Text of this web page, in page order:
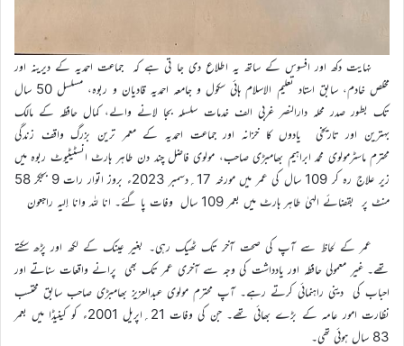
نہایت دکھ اور افسوس کے ساتھ یہ اطلاع دی جا تی ہے کہ جماعت احمدیہ کے دیرینہ اور
مخلص خادم، سابق استاد تعلیم الاسلام ہائی سکول و جامعہ احمدیہ قادیان و ربوہ، مسلسل 50 سال
تک بطور صدر محلہ دارالنصر غربی الف خدمات سلسلہ بجا لانے والے، کمال حافظہ کے مالک
بہترین اور تاریخی یادوں کا خزانہ اور جماعت احمدیہ کے معمر ترین بزرگ واقف زندگی
محترم ماسٹرمولوی محمد ابراہیم بھامبڑی صاحب، مولوی فاضل چند دن طاہر ہارٹ انسٹیٹیوٹ ربوہ میں
زیر علاج رہ کر 109 سال کی عمر میں مورخہ 17؍دسمبر 2023ء بروز اتوار رات 9 بجکر 58
منٹ پر بقضائے الہیٰ طاہر ہارٹ میں بعمر 109 سال وفات پا گئے۔ انا للہ وانا إلیہ راجعون
عمر کے لحاظ سے آپ کی صحت آخر تک ٹھیک رہی۔ بغیر عینک کے لکھ اور پڑھ سکتے
تھے۔ غیر معمولی حافظہ اور یادداشت کی وجہ سے آخری عمر تک بھی پرانے واقعات سناتے اور
احباب کی دینی راہنمائی کرتے رہے۔ آپ محترم مولوی عبدالعزیز بھامبڑی صاحب سابق محتسب
نظارت امور عامہ کے بڑے بھائی تھے۔ جن کی وفات 21؍اپریل 2001ء کو کینیڈا میں بعمر
83 سال ہوئی تھی۔